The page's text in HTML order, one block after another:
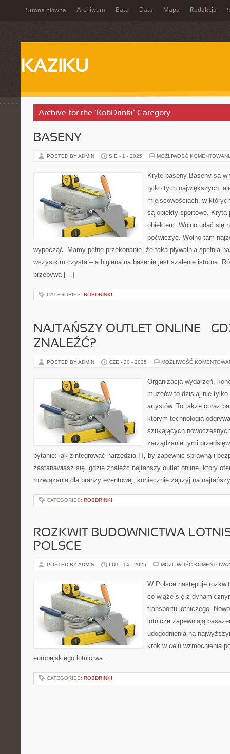
Strona główna Archiwum Bata Data Mapa Redakcja
KAZIKU
Archive for the ‘RobDrinki’ Category
BASENY
POSTED BY ADMIN SIE - 1 - 2025 MOŻLIWOŚĆ
Kryte baseny Baseny są
tylko tych największych,
miejscowościach, w
są obiekty sportowe. Kryta
obiektem. Wolno udać się
poćwiczyć. Wolno tam
wypocząć. Mamy pełne przekonanie, że taka pływalnia spełnia
wszystkim czysta – a higiena na basenie jest szalenie istotna.
przebywa […]
CATEGORIES: ROBDRINKI
NAJTAŃSZY OUTLET ONLINE –
ZNALEŹĆ?
POSTED BY ADMIN CZE - 20 - 2025 MOŻLIWOŚĆ
Organizacja wydarzeń,
muzeów to dzisiaj nie
artystów. To także coraz
którym technologia
szukających
zarządzanie tymi
pytanie: jak zintegrować narzędzia IT, by zapewnić sprawną i
zastanawiasz się, gdzie znaleźć najtanszy outlet online, który
rozwiązania dla branży eventowej, koniecznie zajrzyj na
CATEGORIES: ROBDRINKI
ROZKWIT BUDOWNICTWA
POLSCE
POSTED BY ADMIN LUT - 14 - 2025 MOŻLIWOŚĆ
W Polsce następuje
co wiąże się z
transportu lotniczego.
lotnicze zapewniają
udogodnienia na
krok w celu wzmocnienia
europejskiego lotnictwa.
CATEGORIES: ROBDRINKI